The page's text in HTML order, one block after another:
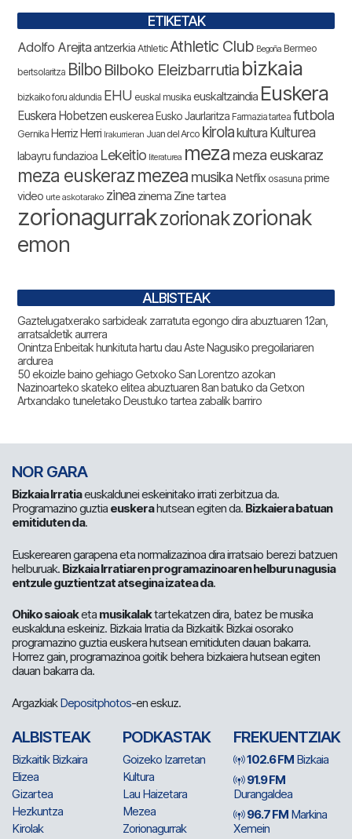
ETIKETAK
Adolfo Arejitaantzerkia Athletic Athletic Club Begoña Bermeo
bertsolaritza Bilbo Bilboko Eleizbarrutia bizkaia
bizkaiko foru aldundia EHU euskal musika euskaltzaindia Euskera
Euskera Hobetzeneuskerea Eusko Jaurlaritza Farmazia tartea futbola
Gernika Herriz Herri Irakurrieran Juan del Arco kirola kultura Kulturea
labayru fundazioa Lekeitio literaturea meza meza euskaraz
meza euskerazmezea musika Netflix osasuna prime
video urte askotarako zinea zinema Zine tartea
zorionagurrakzorionakzorionak
emon
ALBISTEAK
Gaztelugatxerako sarbideak zarratuta egongo dira abuztuaren 12an,
arratsaldetik aurrera
Onintza Enbeitak hunkituta hartu dau Aste Nagusiko pregoilariaren
ardurea
50 ekoizle baino gehiago Getxoko San Lorentzo azokan
Nazinoarteko skateko elitea abuztuaren 8an batuko da Getxon
Artxandako tuneletako Deustuko tartea zabalik barriro
NOR GARA
Bizkaia Irratiaeuskaldunei eskeinitako irrati zerbitzua da.
Programazino guztia euskerahutsean egiten da. Bizkaiera batuan
emitiduten da.
Euskerearen garapena eta normalizazinoa dira irratsaio berezi batzuen
helburuak. Bizkaia Irratiaren programazinoaren helburu nagusia
entzule guztientzat atsegina izatea da.
Ohiko saioaketa musikalaktartekatzen dira, batez be musika
euskalduna eskeiniz. Bizkaia Irratia da Bizkaitik Bizkai osorako
programazino guztia euskera hutsean emitiduten dauan bakarra.
Horrez gain, programazinoa goitik behera bizkaiera hutsean egiten
dauan bakarra da.
ArgazkiakDepositphotos-en eskuz.
ALBISTEAK
Bizkaitik Bizkaira
Elizea
Gizartea
Hezkuntza
Kirolak
PODKASTAK
Goizeko Izarretan
Kultura
Lau Haizetara
Mezea
Zorionagurrak
FREKUENTZIAK
102.6 FM Bizkaia
91.9 FM
Durangaldea
96.7 FM Markina
Xemein